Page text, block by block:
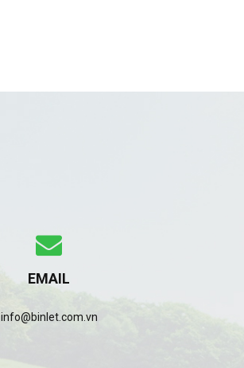
EMAIL
info@binlet.com.vn